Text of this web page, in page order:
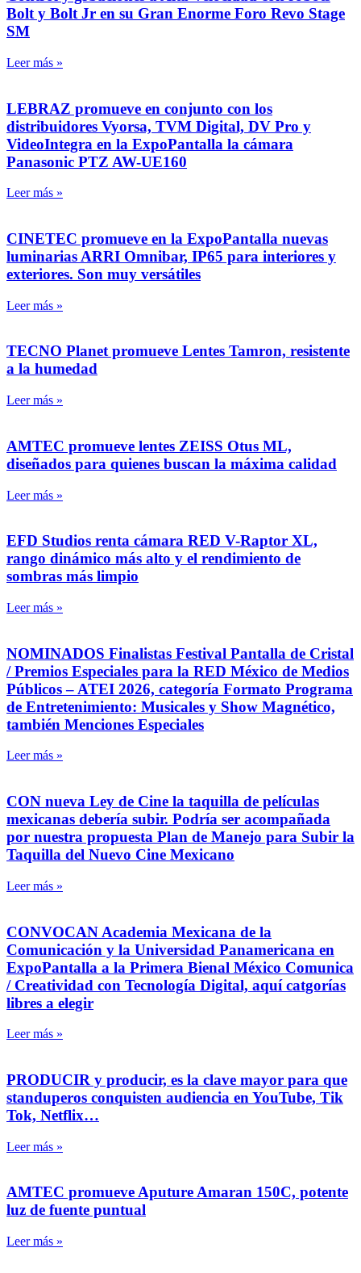
Bolt y Bolt Jr en su Gran Enorme Foro Revo Stage
SM
Leer más »
LEBRAZ promueve en conjunto con los
distribuidores Vyorsa, TVM Digital, DV Pro y
VideoIntegra en la ExpoPantalla la cámara
Panasonic PTZ AW-UE160
Leer más »
CINETEC promueve en la ExpoPantalla nuevas
luminarias ARRI Omnibar, IP65 para interiores y
exteriores. Son muy versátiles
Leer más »
TECNO Planet promueve Lentes Tamron, resistente
a la humedad
Leer más »
AMTEC promueve lentes ZEISS Otus ML,
diseñados para quienes buscan la máxima calidad
Leer más »
EFD Studios renta cámara RED V-Raptor XL,
rango dinámico más alto y el rendimiento de
sombras más limpio
Leer más »
NOMINADOS Finalistas Festival Pantalla de Cristal
/ Premios Especiales para la RED México de Medios
Públicos – ATEI 2026, categoría Formato Programa
de Entretenimiento: Musicales y Show Magnético,
también Menciones Especiales
Leer más »
CON nueva Ley de Cine la taquilla de películas
mexicanas debería subir. Podría ser acompañada
por nuestra propuesta Plan de Manejo para Subir la
Taquilla del Nuevo Cine Mexicano
Leer más »
CONVOCAN Academia Mexicana de la
Comunicación y la Universidad Panamericana en
ExpoPantalla a la Primera Bienal México Comunica
/ Creatividad con Tecnología Digital, aquí catgorías
libres a elegir
Leer más »
PRODUCIR y producir, es la clave mayor para que
standuperos conquisten audiencia en YouTube, Tik
Tok, Netflix…
Leer más »
AMTEC promueve Aputure Amaran 150C, potente
luz de fuente puntual
Leer más »